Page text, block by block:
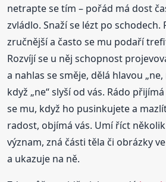
netrapte se tím – pořád má dost
zvládlo. Snaží se lézt po
zručnější a často se mu podaří
Rozvíjí se u něj schopnost
a nahlas se směje, dělá hlavou „ne,
když „ne“ slyší od vás. Rádo
se mu, když ho pusinkujete a
radost, objímá vás. Umí říct
význam, zná části těla či obrázky
a ukazuje na ně.